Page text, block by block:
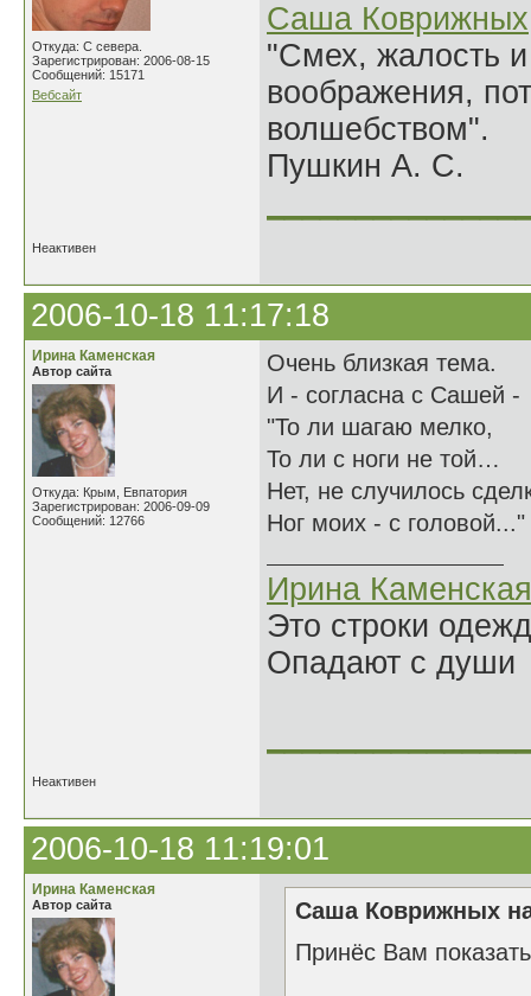
Откуда: С севера.
Зарегистрирован: 2006-08-15
Сообщений: 15171
Вебсайт
Саша Коврижных
"Смех, жалость
воображения,
волшебством".
Пушкин А. С.
Неактивен
2006-10-18 11:17:18
Ирина Каменская
Автор сайта
Откуда: Крым, Евпатория
Зарегистрирован: 2006-09-09
Сообщений: 12766
Очень близкая тема.
И - согласна с Сашей -
"То ли шагаю мелко,
То ли с ноги не той…
Нет, не случилось
Ног моих - с
Ирина Каменская
Это строки
Опадают с души
Неактивен
2006-10-18 11:19:01
Ирина Каменская
Автор сайта
Саша Коврижных
Принёс Вам